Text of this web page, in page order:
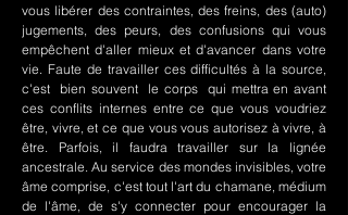
vous libérer des contraintes, des freins, des (auto)
jugements, des peurs, des confusions qui vous
empêchent d'aller mieux et d'avancer dans votre
vie. Faute de travailler ces difficultés à la source,
c'est bien souvent le corps qui mettra en avant
ces conflits internes entre ce que vous voudriez
être, vivre, et ce que vous vous autorisez à vivre, à
être. Parfois, il faudra travailler sur la lignée
ancestrale. Au service des mondes invisibles, votre
âme comprise, c'est tout l'art du chamane, médium
de l'âme, de s'y connecter pour encourager la